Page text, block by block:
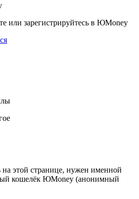
или зарегистрируйтесь в ЮMoney
на этой странице, нужен именной
кошелёк ЮMoney (анонимный